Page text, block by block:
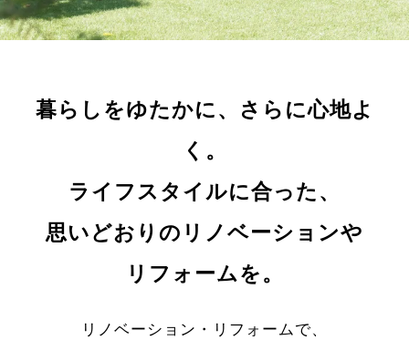
暮らしをゆたかに、さらに心地よ
く。
ライフスタイルに合った、
思いどおりのリノベーションや
リフォームを。
リノベーション・リフォームで、